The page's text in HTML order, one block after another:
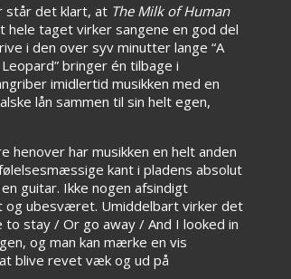
står det klart, at The Milk of Human
taget virker sangene en god del
i den over syv minutter lange “A
bringer én tilbage i
imidlertid musikken med en
lån sammen til sin helt egen,
henover har musikken en helt anden
kant i pladens absolut
guitar. Ikke nogen afsindigt
og ubesværet. Umiddelbart virker det
stay / Or go away / And I looked in
og man kan mærke en vis
blive revet væk og ud på